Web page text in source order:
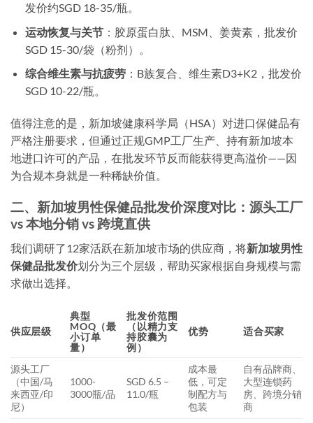
发价约SGD 18-35/瓶。
运动恢复与关节：胶原蛋白肽、MSM、姜黄素，批发价
SGD 15-30/袋（粉剂）。
综合维生素与抗疲劳：B族复合、维生素D3+K2，批发价
SGD 10-22/瓶。
值得注意的是，新加坡健康科学局（HSA）对进口保健品有
严格注册要求，但通过正规GMP工厂生产、持有新加坡本
地进口许可的产品，在批发环节反而能获得更高溢价——因
为合规本身就是一种稀缺价值。
二、新加坡男性保健品批发价深度对比：源头工厂
vs 本地分销 vs 跨境直供
我们调研了12家活跃在新加坡市场的供应商，将新加坡男性
保健品批发价划分为三个层级，帮助买家根据自身规模与需
求做出选择。
供应层级
典型
MOQ（最
小订单
量）
批发价范围
（以精力支
持胶囊为
例）
优势 适合买家
源头工厂
（中国/马
来西亚/印
尼）
1000-
3000瓶/品
SGD 6.5 –
11.0/瓶
成本最
低，可定
制配方与
包装
自有品牌商、
大型连锁药
房、跨境分销
商